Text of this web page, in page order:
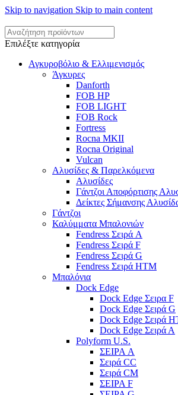
Skip to navigation Skip to main content
Επιλέξτε κατηγορία
Αγκυροβόλιο & Ελλιμενισμός
Άγκυρες
Danforth
FOB HP
FOB LIGHT
FOB Rock
Fortress
Rocna MKII
Rocna Original
Vulcan
Αλυσίδες & Παρελκόμενα
Αλυσίδες
Γάντζοι Αποφόρτισης
Δείκτες Σήμανσης
Γάντζοι
Καλύμματα Μπαλονιών
Fendress Σειρά A
Fendress Σειρά F
Fendress Σειρά G
Fendress Σειρά HTM
Μπαλόνια
Dock Edge
Dock Edge Σειρα F
Dock Edge Σειρά G
Dock Edge Σειρά
Dock Edge Σειρά Α
Polyform U.S.
ΣΕΙΡΑ A
Σειρά CC
Σειρά CM
ΣΕΙΡΑ F